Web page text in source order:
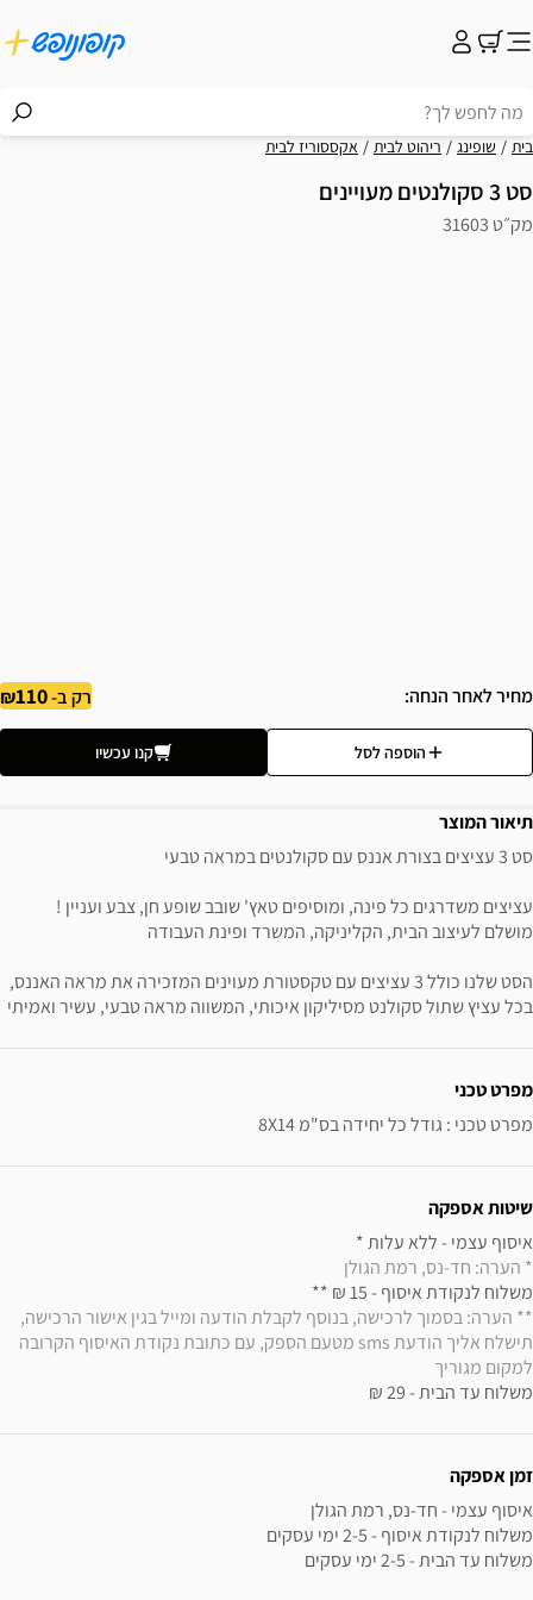
בית שופינג ריהוט לבית אקססוריז לבית
סט 3 סקולנטים מעויינים
מק״ט 31603
מחיר לאחר הנחה רק ב-110
הוספה לסל קנו עכשיו
תיאור המוצר
סט 3 עציצים בצורת אננס עם סקולנטים במראה טבעי
עציצים משדרגים כל פינה, ומוסיפים טאץ' שובב שופע חן, צבע ועניין !
מושלם לעיצוב הבית, הקליניקה, המשרד ופינת העבודה
הסט שלנו כולל 3 עציצים עם טקסטורת מעוינים המזכירה את מראה האננס,
בכל עציץ שתול סקולנט מסיליקון איכותי, המשווה מראה טבעי, עשיר ואמיתי
מפרט טכני
מפרט טכני : גודל כל יחידה בס"מ 8X14
שיטות אספקה
איסוף עצמי - ללא עלות *
* הערה: חד-נס, רמת הגולן
משלוח לנקודת איסוף - 15 ₪ **
למקום מגוריך
משלוח עד הבית - 29 ₪
זמן אספקה
משלוח עד הבית - 2-5 ימי עסקים